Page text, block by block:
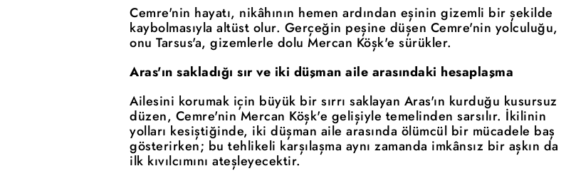
Cemre'nin hayatı, nikâhının hemen ardından eşinin gizemli bir şekilde
kaybolmasıyla altüst olur. Gerçeğin peşine düşen Cemre'nin yolculuğu,
onu Tarsus'a, gizemlerle dolu Mercan Köşk'e sürükler.
Aras'ın sakladığı sır ve iki düşman aile arasındaki hesaplaşma
Ailesini korumak için büyük bir sırrı saklayan Aras'ın kurduğu kusursuz
düzen, Cemre'nin Mercan Köşk'e gelişiyle temelinden sarsılır. İkilinin
yolları kesiştiğinde, iki düşman aile arasında ölümcül bir mücadele baş
gösterirken; bu tehlikeli karşılaşma aynı zamanda imkânsız bir aşkın da
ilk kıvılcımını ateşleyecektir.